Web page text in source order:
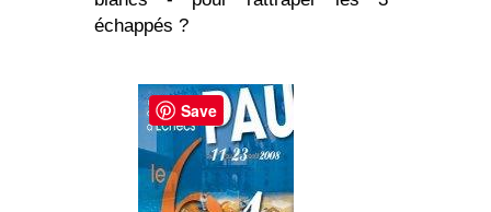
échappés ?
Save